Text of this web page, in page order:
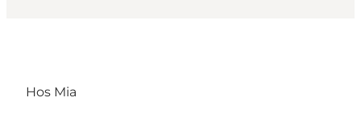
Hos Mia